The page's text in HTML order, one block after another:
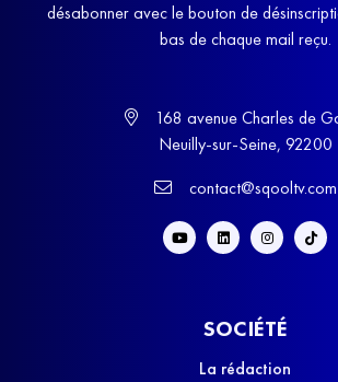
désabonner avec le bouton de
bas de chaque mail reçu.
168 avenue Charles de
Neuilly-sur-Seine, 92200
contact@sqooltv.com
SOCIÉTÉ
La rédaction